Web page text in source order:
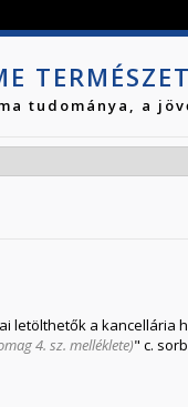
tudománya, a
letölthetők a kancellária
4. sz. melléklete)" c.